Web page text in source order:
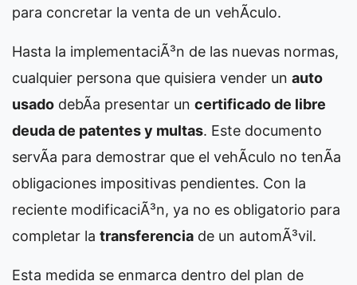
para concretar la venta de un vehÃ­culo.
Hasta la implementaciÃ³n de las nuevas normas,
cualquier persona que quisiera vender un auto
usado debÃ­a presentar un certificado de libre
deuda de patentes y multas. Este documento
servÃ­a para demostrar que el vehÃ­culo no tenÃ­a
obligaciones impositivas pendientes. Con la
reciente modificaciÃ³n, ya no es obligatorio para
completar la transferencia de un automÃ³vil.
Esta medida se enmarca dentro del plan de